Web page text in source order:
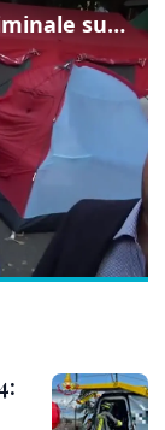
Gualtieri: "Responsabilità del Viminale su Spin Time? La posizione dei partiti è nota"